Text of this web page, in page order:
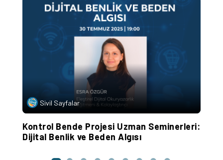
Sivil Sayfalar
Kontrol Bende Projesi Uzman Seminerleri:
Dijital Benlik ve Beden Algısı